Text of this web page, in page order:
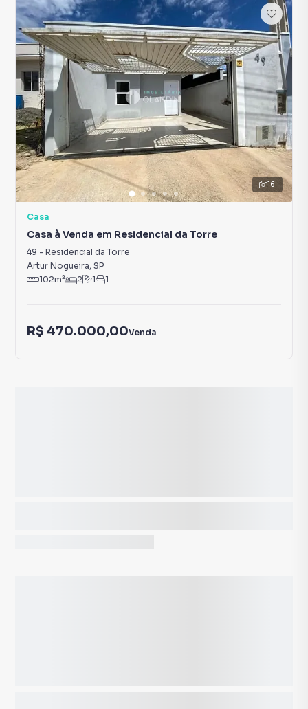
16
Casa
Casa à Venda em Residencial da Torre
49 - Residencial da Torre
Artur Nogueira, SP
102m² 2 1 1
R$ 470.000,00Venda